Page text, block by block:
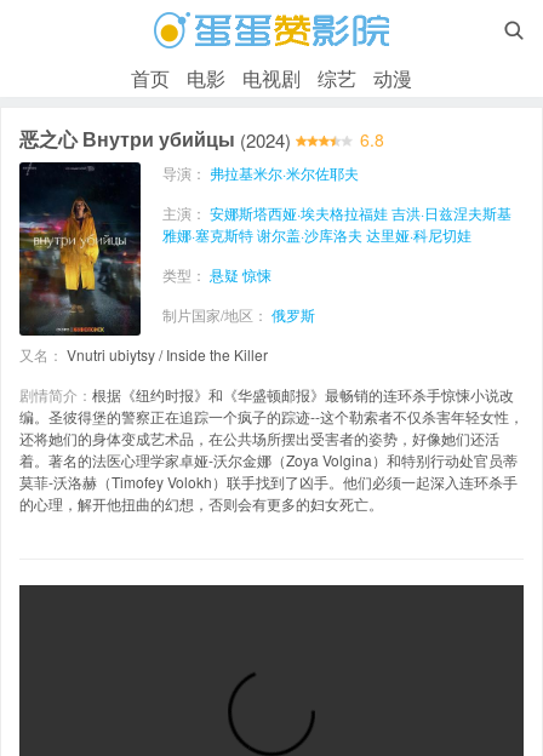

首页 电影 电视剧 综艺 动漫
恶之心 Внутри убийцы (2024) 6.8
导演： 弗拉基米尔·米尔佐耶夫
主演： 安娜斯塔西娅·埃夫格拉福娃吉洪·日兹涅夫斯基
雅娜·塞克斯特谢尔盖·沙库洛夫 达里娅·科尼切娃
类型： 悬疑 惊悚
制片国家/地区： 俄罗斯
又名： Vnutri ubiytsy / Inside the Killer
剧情简介： 根据《纽约时报》和《华盛顿邮报》最畅销的连环杀手惊悚小说改
编。圣彼得堡的警察正在追踪一个疯子的踪迹--这个勒索者不仅杀害年轻女性，
还将她们的身体变成艺术品，在公共场所摆出受害者的姿势，好像她们还活
着。著名的法医心理学家卓娅-沃尔金娜（Zoya Volgina）和特别行动处官员蒂
莫菲-沃洛赫（Timofey Volokh）联手找到了凶手。他们必须一起深入连环杀手
的心理，解开他扭曲的幻想，否则会有更多的妇女死亡。